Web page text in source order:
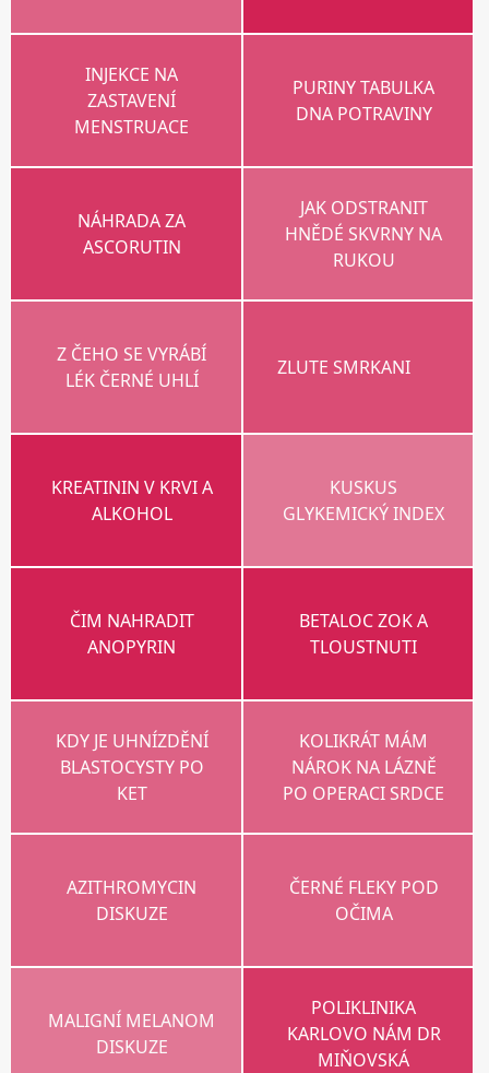
INJEKCE NA
ZASTAVENÍ
MENSTRUACE
PURINY TABULKA
DNA POTRAVINY
NÁHRADA ZA
ASCORUTIN
JAK ODSTRANIT
HNĚDÉ SKVRNY NA
RUKOU
Z ČEHO SE VYRÁBÍ
LÉK ČERNÉ UHLÍ
ZLUTE SMRKANI
KREATININ V KRVI A
ALKOHOL
KUSKUS
GLYKEMICKÝ INDEX
ČIM NAHRADIT
ANOPYRIN
BETALOC ZOK A
TLOUSTNUTI
KDY JE UHNÍZDĚNÍ
BLASTOCYSTY PO
KET
KOLIKRÁT MÁM
NÁROK NA LÁZNĚ
PO OPERACI SRDCE
AZITHROMYCIN
DISKUZE
ČERNÉ FLEKY POD
OČIMA
MALIGNÍ MELANOM
DISKUZE
POLIKLINIKA
KARLOVO NÁM DR
MIŇOVSKÁ